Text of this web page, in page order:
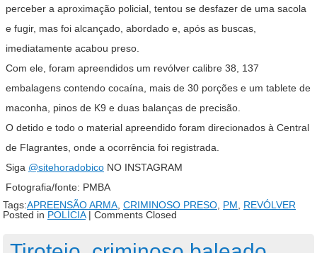
perceber a aproximação policial, tentou se desfazer de uma sacola
e fugir, mas foi alcançado, abordado e, após as buscas,
imediatamente acabou preso.
Com ele, foram apreendidos um revólver calibre 38, 137
embalagens contendo cocaína, mais de 30 porções e um tablete de
maconha, pinos de K9 e duas balanças de precisão.
O detido e todo o material apreendido foram direcionados à Central
de Flagrantes, onde a ocorrência foi registrada.
Siga @sitehoradobico NO INSTAGRAM
Fotografia/fonte: PMBA
Tags:APREENSÃO ARMA, CRIMINOSO PRESO, PM, REVÓLVER
Posted in POLÍCIA| Comments Closed